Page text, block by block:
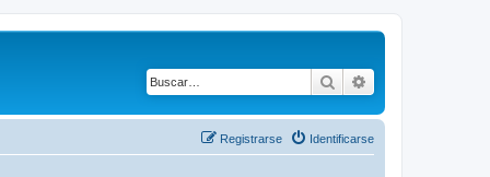
Buscar
Identificarse
Registrarse